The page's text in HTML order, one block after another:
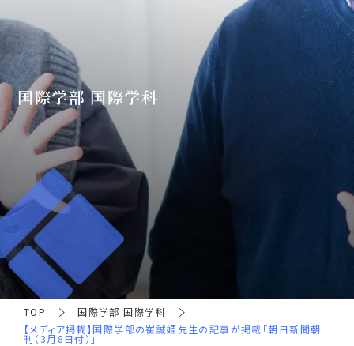
国際学部 国際学科
TOP
国際学部 国際学科
【メディア掲載】国際学部の崔誠姫先生の記事が掲載「朝日新聞朝
刊（3月8日付）」